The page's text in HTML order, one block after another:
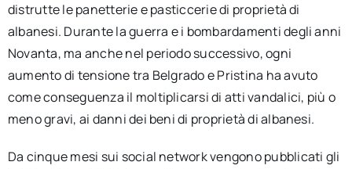
distrutte le panetterie e pasticcerie di proprietà di
albanesi. Durante la guerra e i bombardamenti degli anni
Novanta, ma anche nel periodo successivo, ogni
aumento di tensione tra Belgrado e Pristina ha avuto
come conseguenza il moltiplicarsi di atti vandalici, più o
meno gravi, ai danni dei beni di proprietà di albanesi.
Da cinque mesi sui social network vengono pubblicati gli